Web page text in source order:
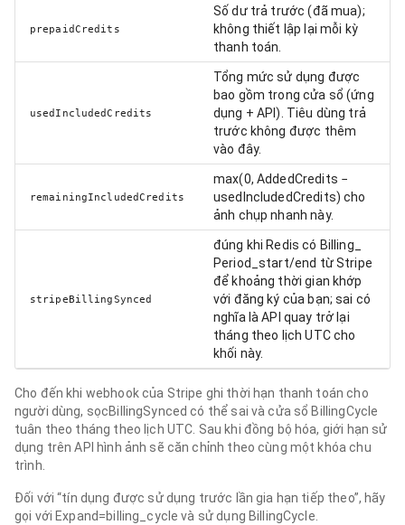
prepaidCredits
Số dư trả trước (đã mua);
không thiết lập lại mỗi kỳ
thanh toán.
usedIncludedCredits
Tổng mức sử dụng được
bao gồm trong cửa sổ (ứng
dụng + API). Tiêu dùng trả
trước không được thêm
vào đây.
remainingIncludedCredits
max(0, AddedCredits −
usedIncludedCredits) cho
ảnh chụp nhanh này.
stripeBillingSynced
đúng khi Redis có Billing_
Period_start/end từ Stripe
để khoảng thời gian khớp
với đăng ký của bạn; sai có
nghĩa là API quay trở lại
tháng theo lịch UTC cho
khối này.
Cho đến khi webhook của Stripe ghi thời hạn thanh toán cho
người dùng, sọcBillingSynced có thể sai và cửa sổ BillingCycle
tuân theo tháng theo lịch UTC. Sau khi đồng bộ hóa, giới hạn sử
dụng trên API hình ảnh sẽ căn chỉnh theo cùng một khóa chu
trình.
Đối với “tín dụng được sử dụng trước lần gia hạn tiếp theo”, hãy
gọi với Expand=billing_cycle và sử dụng BillingCycle.